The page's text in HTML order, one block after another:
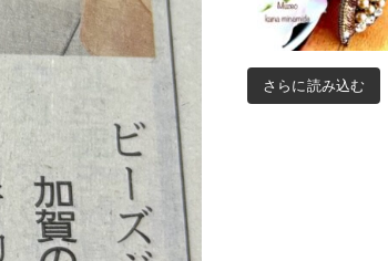
さらに読み込む